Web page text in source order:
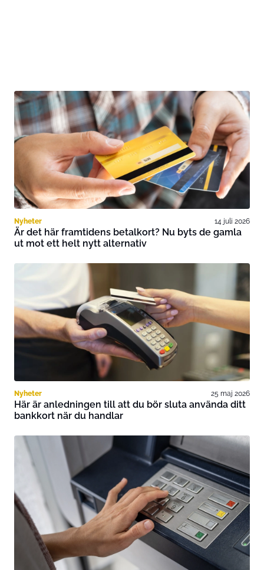
Nyheter 14 juli 2026
Är det här framtidens betalkort? Nu byts de gamla
ut mot ett helt nytt alternativ
Nyheter 25 maj 2026
Här är anledningen till att du bör sluta använda ditt
bankkort när du handlar